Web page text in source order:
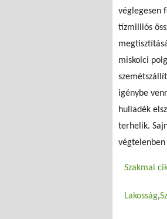
véglegesen
tízmilliós
miskolci
igénybe
hulladék
terhelik.
végtelenben
Szakmai
Lakosság